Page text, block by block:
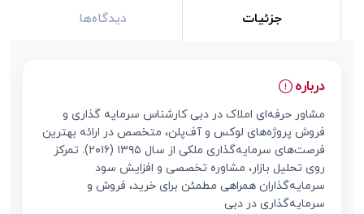
جزئیات دیدگاه‌ها
درباره
مشاور حرفه‌ای املاک در دبی کارشناس سرمایه گذاری و
فروش پروژه‌های لوکس و آف‌پلن، متخصص در ارائه بهترین
فرصت‌های سرمایه‌گذاری ملکی از سال ۱۳۹۵ (۲۰۱۶). تمرکز
روی تحلیل بازار، مشاوره تخصصی و افزایش سود
سرمایه‌گذاران همراهی مطمئن برای خرید، فروش و
سرمایه‌گذاری در دبی